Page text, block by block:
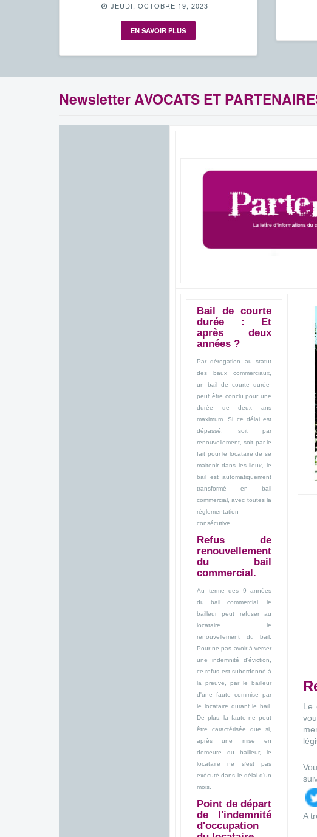
JEUDI, OCTOBRE 19, 2023
EN SAVOIR PLUS
Newsletter AVOCATS ET
Bail de courte
durée : Et
après deux
années ?
Par dérogation au statut
des baux commerciaux,
un bail de courte durée
peut être conclu pour une
durée de deux ans
maximum. Si ce délai est
dépassé, soit par
renouvellement, soit par le
fait pour le locataire de se
maitenir dans les lieux, le
bail est automatiquement
transformé en bail
commercial, avec toutes la
règlementation
consécutive.
Refus de
renouvellement
du bail
commercial.
Au terme des 9 années
du bail commercial, le
bailleur peut refuser au
locataire le
renouvellement du bail.
Pour ne pas avoir à verser
une indemnité d'éviction,
ce refus est subordonné à
la preuve, par le bailleur
d'une faute commise par
le locataire durant le bail.
De plus, la faute ne peut
être caractérisée que si,
après une mise en
demeure du bailleur, le
locataire ne s'est pas
exécuté dans le délai d'un
mois.
Point de départ
de l'indemnité
d'occupation
Le
A